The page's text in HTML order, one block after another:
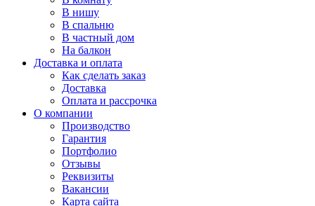
В нишу
В спальню
В частный дом
На балкон
Доставка и оплата
Как сделать заказ
Доставка
Оплата и рассрочка
О компании
Производство
Гарантия
Портфолио
Отзывы
Реквизиты
Вакансии
Карта сайта